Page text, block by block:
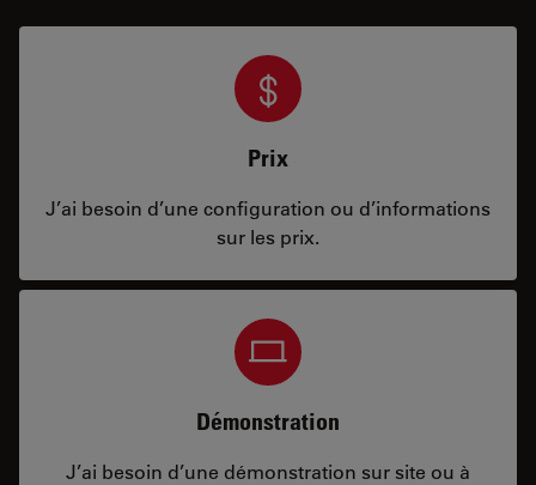
Prix
J’ai besoin d’une configuration ou d’informations
sur les prix.
Démonstration
J’ai besoin d’une démonstration sur site ou à